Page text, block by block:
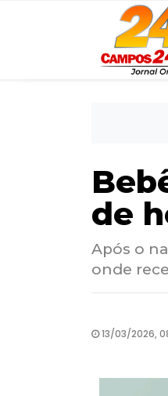
de
Após o
onde
13/03/2026,